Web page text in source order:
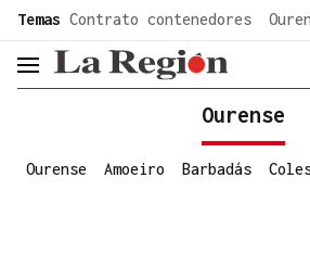
Temas Contrato contenedores
header.menu.open
Ourense
Ourense Amoeiro Barbadás